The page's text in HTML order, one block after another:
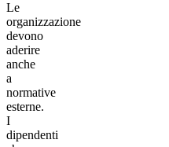
Le
organizzazione
devono
aderire
anche
a
normative
esterne.
I
dipendenti